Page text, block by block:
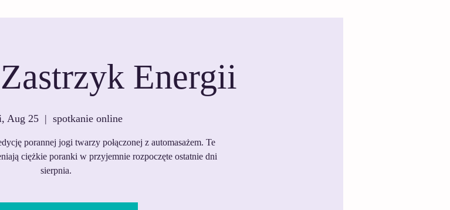
Energii
Aug 25
  |
spotkanie online
porannej jogi twarzy połączonej z automasażem. Te
ciężkie poranki w przyjemnie rozpoczęte ostatnie dni
sierpnia.